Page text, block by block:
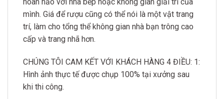
mình. Giá để rượu cũng có thể nói là một vật trang
trí, làm cho tổng thể không gian nhà bạn trông cao
cấp và trang nhã hơn.
CHÚNG TÔI CAM KẾT VỚI KHÁCH HÀNG 4 ĐIỀU: 1:
Hình ảnh thực tế được chụp 100% tại xưởng sau
khi thi công.